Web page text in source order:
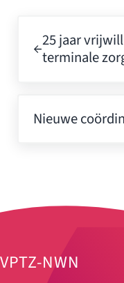
25 jaar
terminale
Nieuwe
VPTZ-NWN